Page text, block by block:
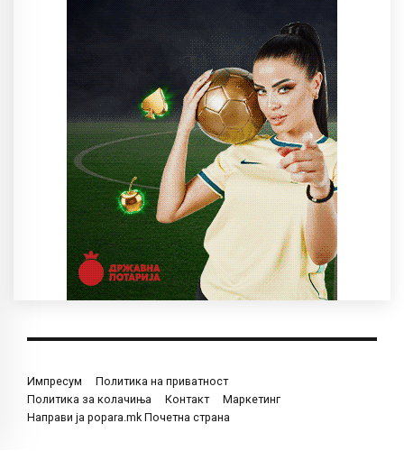
Импресум
Политика на приватност
Политика за колачиња
Контакт
Маркетинг
Направи ја popara.mk Почетна страна